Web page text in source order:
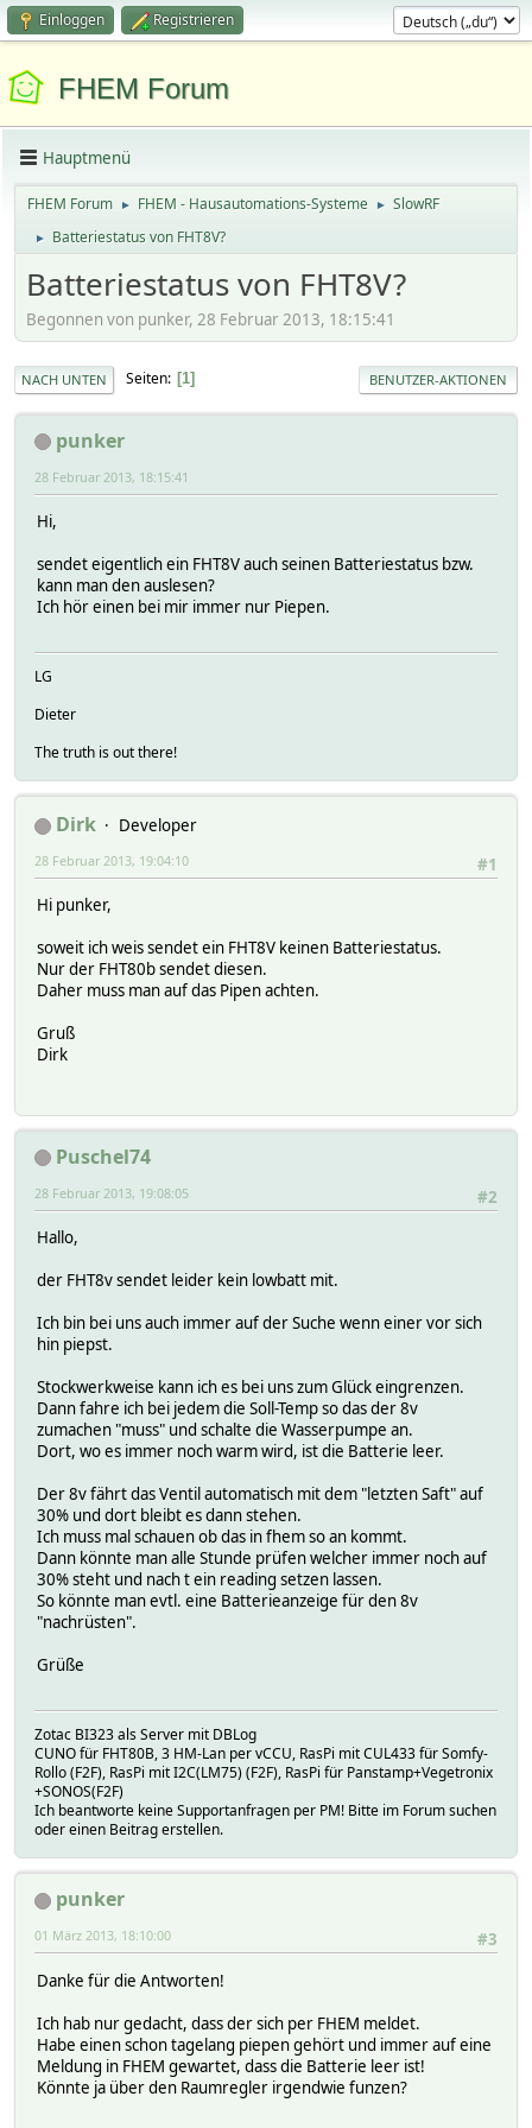
Einloggen Registrieren
FHEM Forum
Hauptmenü
FHEM Forum ► FHEM - Hausautomations-Systeme ► SlowRF
► Batteriestatus von FHT8V?
Batteriestatus von FHT8V?
Begonnen von punker, 28 Februar 2013, 18:15:41
NACH UNTEN Seiten 1 BENUTZER-AKTIONEN
punker
28 Februar 2013, 18:15:41
Hi,
sendet eigentlich ein FHT8V auch seinen Batteriestatus bzw.
kann man den auslesen?
Ich hör einen bei mir immer nur Piepen.
LG
Dieter
The truth is out there!
Dirk
Developer
#1
28 Februar 2013, 19:04:10
Hi punker,
soweit ich weis sendet ein FHT8V keinen Batteriestatus.
Nur der FHT80b sendet diesen.
Daher muss man auf das Pipen achten.
Gruß
Dirk
Puschel74
#2
28 Februar 2013, 19:08:05
Hallo,
der FHT8v sendet leider kein lowbatt mit.
Ich bin bei uns auch immer auf der Suche wenn einer vor sich
hin piepst.
Stockwerkweise kann ich es bei uns zum Glück eingrenzen.
Dann fahre ich bei jedem die Soll-Temp so das der 8v
zumachen "muss" und schalte die Wasserpumpe an.
Dort, wo es immer noch warm wird, ist die Batterie leer.
Der 8v fährt das Ventil automatisch mit dem "letzten Saft" auf
30% und dort bleibt es dann stehen.
Ich muss mal schauen ob das in fhem so an kommt.
Dann könnte man alle Stunde prüfen welcher immer noch auf
30% steht und nach t ein reading setzen lassen.
So könnte man evtl. eine Batterieanzeige für den 8v
"nachrüsten".
Grüße
Zotac BI323 als Server mit DBLog
CUNO für FHT80B, 3 HM-Lan per vCCU, RasPi mit CUL433 für Somfy-
Rollo (F2F), RasPi mit I2C(LM75) (F2F), RasPi für Panstamp+Vegetronix
+SONOS(F2F)
Ich beantworte keine Supportanfragen per PM! Bitte im Forum suchen
oder einen Beitrag erstellen.
punker
#3
01 März 2013, 18:10:00
Danke für die Antworten!
Ich hab nur gedacht, dass der sich per FHEM meldet.
Habe einen schon tagelang piepen gehört und immer auf eine
Meldung in FHEM gewartet, dass die Batterie leer ist!
Könnte ja über den Raumregler irgendwie funzen?